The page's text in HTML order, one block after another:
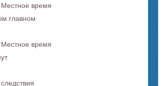
Местное время
главном
Местное время